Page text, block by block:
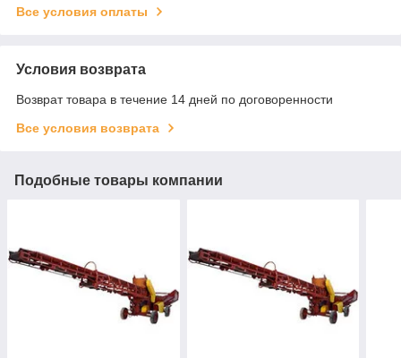
Все условия оплаты
Условия возврата
Возврат товара в течение 14 дней по договоренности
Все условия возврата
Подобные товары компании